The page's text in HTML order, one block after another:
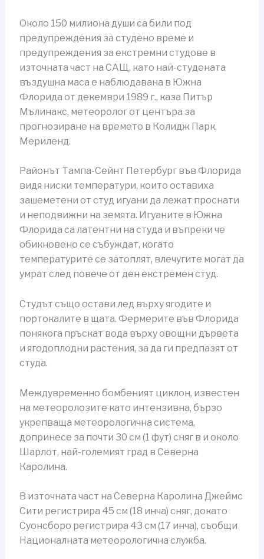
Около 150 милиона души са били под
предупреждения за студено време и
предупреждения за екстремни студове в
източната част на САЩ, като най-студената
въздушна маса е наблюдавана в Южна
Флорида от декември 1989 г., каза Питър
Мълинакс, метеоролог от центъра за
прогнозиране на времето в Колидж Парк,
Мериленд.
Районът Тампа-Сейнт Петербург във Флорида
видя ниски температури, които оставиха
зашеметени от студ игуани да лежат проснати
и неподвижни на земята. Игуаните в Южна
Флорида са латентни на студа и въпреки че
обикновено се събуждат, когато
температурите се затоплят, влечугите могат да
умрат след повече от ден екстремен студ.
Студът също остави лед върху ягодите и
портокалите в щата. Фермерите във Флорида
понякога пръскат вода върху овощни дървета
и ягодоплодни растения, за да ги предпазят от
студа.
Междувременно бомбеният циклон, известен
на метеоролозите като интензивна, бързо
укрепваща метеорологична система,
допринесе за почти 30 см (1 фут) сняг в и около
Шарлот, най-големият град в Северна
Каролина.
В източната част на Северна Каролина Джеймс
Сити регистрира 45 см (18 инча) сняг, докато
Суонсборо регистрира 43 см (17 инча), съобщи
Националната метеорологична служба.